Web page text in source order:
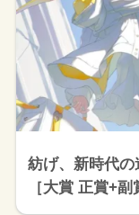
紡げ、新時代
［大賞 正賞+